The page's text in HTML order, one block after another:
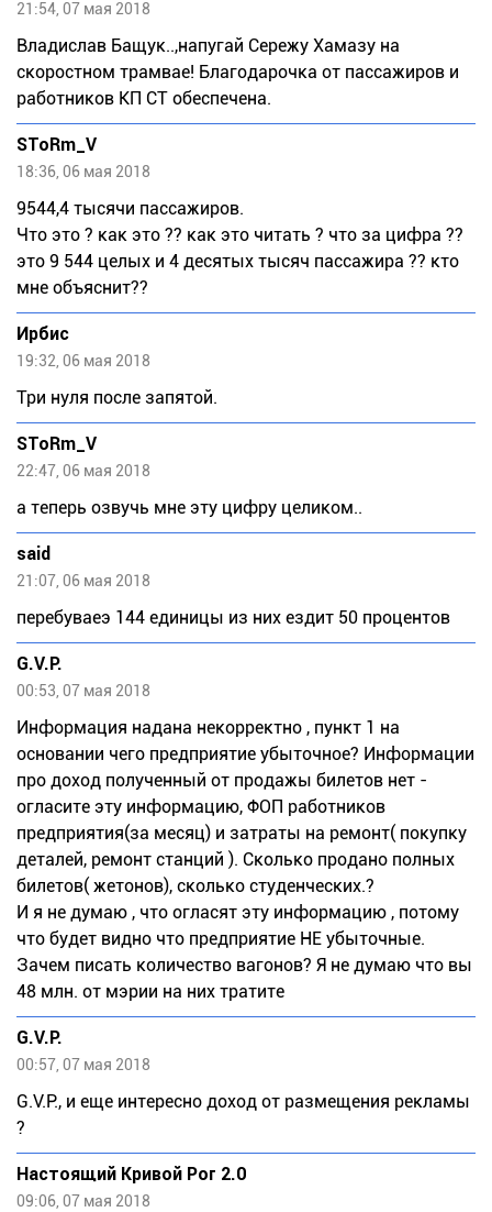
21:54, 07 мая 2018
Владислав Бащук..,напугай Сережу Хамазу на
скоростном трамвае! Благодарочка от пассажиров и
работников КП СТ обеспечена.
SToRm_V
18:36, 06 мая 2018
9544,4 тысячи пассажиров.
Что это ? как это ?? как это читать ? что за цифра ??
это 9 544 целых и 4 десятых тысяч пассажира ?? кто
мне объяснит??
Ирбис
19:32, 06 мая 2018
Три нуля после запятой.
SToRm_V
22:47, 06 мая 2018
а теперь озвучь мне эту цифру целиком..
said
21:07, 06 мая 2018
перебуваеэ 144 единицы из них ездит 50 процентов
G.V.P.
00:53, 07 мая 2018
Информация надана некорректно , пункт 1 на
основании чего предприятие убыточное? Информации
про доход полученный от продажы билетов нет -
огласите эту информацию, ФОП работников
предприятия(за месяц) и затраты на ремонт( покупку
деталей, ремонт станций ). Сколько продано полных
билетов( жетонов), сколько студенческих.?
И я не думаю , что огласят эту информацию , потому
что будет видно что предприятие НЕ убыточные.
Зачем писать количество вагонов? Я не думаю что вы
48 млн. от мэрии на них тратите
G.V.P.
00:57, 07 мая 2018
G.V.P., и еще интересно доход от размещения рекламы
?
Настоящий Кривой Рог 2.0
09:06, 07 мая 2018